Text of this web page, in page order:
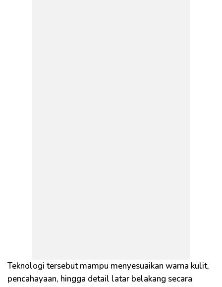
Teknologi tersebut mampu menyesuaikan warna kulit,
pencahayaan, hingga detail latar belakang secara